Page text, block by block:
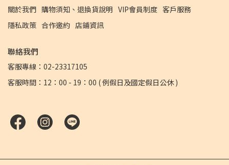
關於我們 購物須知、退換貨說明 VIP會員制度 客戶服務
隱私政策 合作邀約 店鋪資訊
聯絡我們
客服專線：02-23317105
客服時間：12：00 - 19：00 ( 例假日及國定假日公休 )